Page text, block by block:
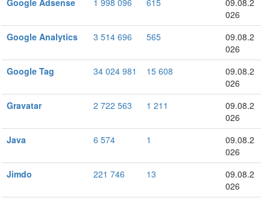
Google Adsense 1 998 096 615
09.08.2
026
Google Analytics
3 514 696 565
09.08.2
026
Google Tag
34 024 981 15 608
09.08.2
026
Gravatar
2 722 563 1 211
09.08.2
026
Java
6 574 1
09.08.2
026
Jimdo
221 746 13
09.08.2
026